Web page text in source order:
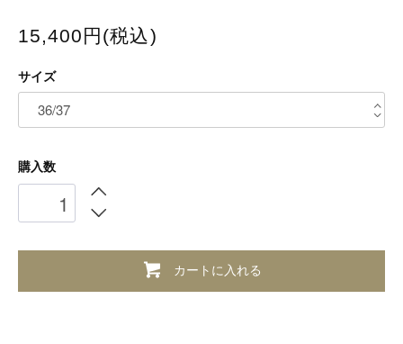
15,400円(税込)
サイズ
購入数
カートに入れる